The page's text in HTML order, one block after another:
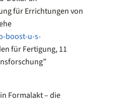
für Errichtungen von
boost-u-s-
für Fertigung, 11
Formalakt – die